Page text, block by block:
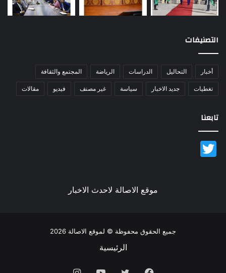
التصنيفات
أخبار التحاليل الدراسات الرياضة المجتمع والثقافة
تغطيات جديد الاخبار سياسة غير مصنف فيديو مقالات
تابعنا
موقع الاصالة لاحدث الاخبار
جميع الحقوق محفوظة © لموقع الاصالة 2026
الرئيسية